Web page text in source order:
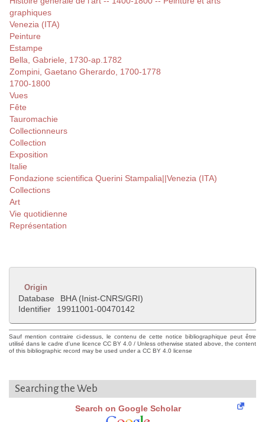
graphiques
Venezia (ITA)
Peinture
Estampe
Bella, Gabriele, 1730-ap.1782
Zompini, Gaetano Gherardo, 1700-1778
1700-1800
Vues
Fête
Tauromachie
Collectionneurs
Collection
Exposition
Italie
Fondazione scientifica Querini Stampalia||Venezia (ITA)
Collections
Art
Vie quotidienne
Représentation
Origin
Database
BHA (Inist-CNRS/GRI)
Identifier
19911001-00470142
Sauf mention contraire ci-dessus, le contenu de cette notice bibliographique peut être
utilisé dans le cadre d'une licence CC BY 4.0 / Unless otherwise stated above, the content
of this bibliographic record may be used under a CC BY 4.0 license
Searching the Web
Search on Google Scholar